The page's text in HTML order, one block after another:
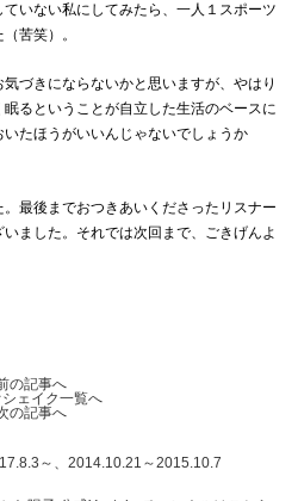
ていない私にしてみたら、一人１スポーツ
苦笑）。
づきにならないかと思いますが、やはり
るということが自立した生活のベースに
たほうがいいんじゃないでしょうか
最後までおつきあいくださったリスナー
ました。それでは次回まで、ごきげんよ
の記事へ
シェイク一覧へ
の記事へ